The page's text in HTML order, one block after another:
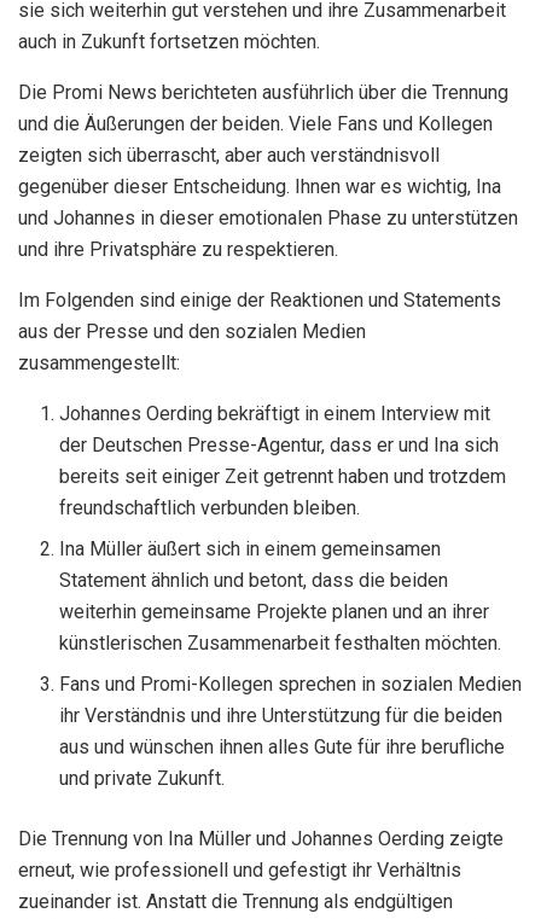
sie sich weiterhin gut verstehen und ihre Zusammenarbeit
auch in Zukunft fortsetzen möchten.
Die Promi News berichteten ausführlich über die Trennung
und die Äußerungen der beiden. Viele Fans und Kollegen
zeigten sich überrascht, aber auch verständnisvoll
gegenüber dieser Entscheidung. Ihnen war es wichtig, Ina
und Johannes in dieser emotionalen Phase zu unterstützen
und ihre Privatsphäre zu respektieren.
Im Folgenden sind einige der Reaktionen und Statements
aus der Presse und den sozialen Medien
zusammengestellt:
Johannes Oerding bekräftigt in einem Interview mit
der Deutschen Presse-Agentur, dass er und Ina sich
bereits seit einiger Zeit getrennt haben und trotzdem
freundschaftlich verbunden bleiben.
Ina Müller äußert sich in einem gemeinsamen
Statement ähnlich und betont, dass die beiden
weiterhin gemeinsame Projekte planen und an ihrer
künstlerischen Zusammenarbeit festhalten möchten.
Fans und Promi-Kollegen sprechen in sozialen Medien
ihr Verständnis und ihre Unterstützung für die beiden
aus und wünschen ihnen alles Gute für ihre berufliche
und private Zukunft.
Die Trennung von Ina Müller und Johannes Oerding zeigte
erneut, wie professionell und gefestigt ihr Verhältnis
zueinander ist. Anstatt die Trennung als endgültigen